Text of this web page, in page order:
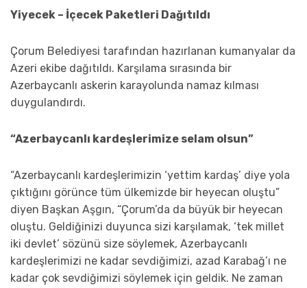
Yiyecek – İçecek Paketleri Dağıtıldı
Çorum Belediyesi tarafından hazırlanan kumanyalar da
Azeri ekibe dağıtıldı. Karşılama sırasında bir
Azerbaycanlı askerin karayolunda namaz kılması
duygulandırdı.
“Azerbaycanlı kardeşlerimize selam olsun”
“Azerbaycanlı kardeşlerimizin ‘yettim kardaş’ diye yola
çıktığını görünce tüm ülkemizde bir heyecan oluştu”
diyen Başkan Aşgın, “Çorum’da da büyük bir heyecan
oluştu. Geldiğinizi duyunca sizi karşılamak, ‘tek millet
iki devlet’ sözünü size söylemek, Azerbaycanlı
kardeşlerimizi ne kadar sevdiğimizi, azad Karabağ’ı ne
kadar çok sevdiğimizi söylemek için geldik. Ne zaman